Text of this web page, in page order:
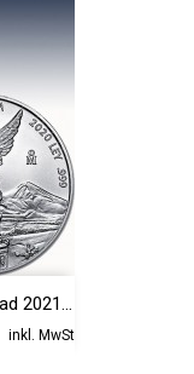
2021...
inkl. MwSt